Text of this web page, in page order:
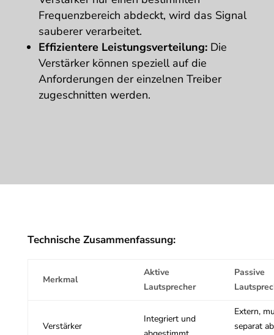
Frequenzbereich abdeckt, wird das Signal
sauberer verarbeitet.
Effizientere Leistungsverteilung:Die
Verstärker können speziell auf die
Anforderungen der einzelnen Treiber
zugeschnitten werden.
Technische Zusammenfassung:
Merkmal
Aktive
Lautsprecher
Passive
Verstärker
Integriert und
Extern,
separat